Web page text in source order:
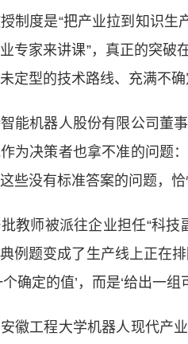
度是“把产业拉到知识生产
专家来讲课”，真正的突破
定型的技术路线、充满不确
机器人股份有限公司董事
为决策者也拿不准的问题
些没有标准答案的问题，
师被派往企业担任“科技
例题变成了生产线上正在
确定的值’，而是‘给出一组
工程大学机器人现代产业